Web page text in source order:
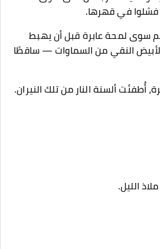
فشلوا في قهرها.
سوى لمحة عابرة قبل أن يهبط
النقي من السماوات — ساقطًا
أُطفئت ألسنة النار من تلك النيران.
الليل.